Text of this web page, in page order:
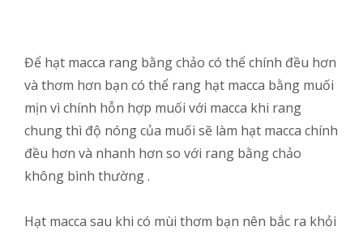
Để hạt macca rang bằng chảo có thể chính đều hơn
và thơm hơn bạn có thể rang hạt macca bằng muối
mịn vì chính hỗn hợp muối với macca khi rang
chung thì độ nóng của muối sẽ làm hạt macca chính
đều hơn và nhanh hơn so với rang bằng chảo
không bình thường .
Hạt macca sau khi có mùi thơm bạn nên bắc ra khỏi